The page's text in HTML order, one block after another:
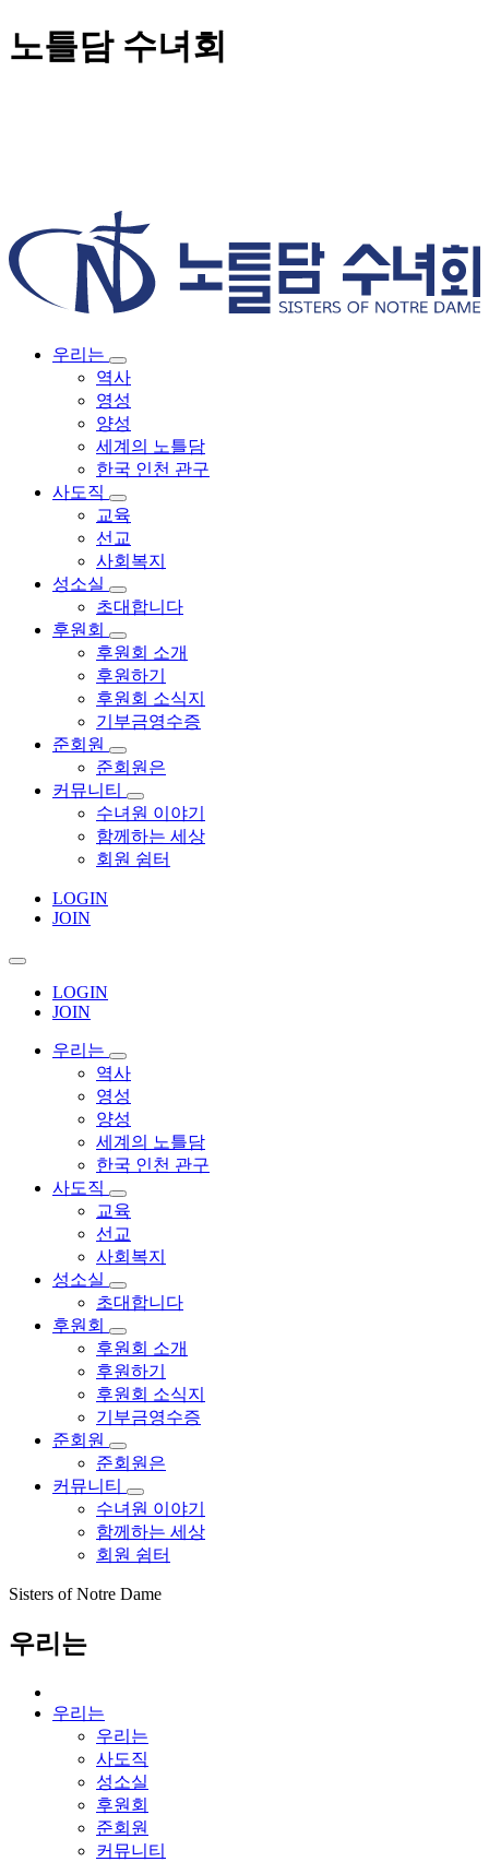
노틀담 수녀회
우리는
역사
영성
양성
세계의 노틀담
한국 인천 관구
사도직
교육
선교
사회복지
성소실
초대합니다
후원회
후원회 소개
후원하기
후원회 소식지
기부금영수증
준회원
준회원은
커뮤니티
수녀원 이야기
함께하는 세상
회원 쉼터
LOGIN
JOIN
LOGIN
JOIN
우리는
역사
영성
양성
세계의 노틀담
한국 인천 관구
사도직
교육
선교
사회복지
성소실
초대합니다
후원회
후원회 소개
후원하기
후원회 소식지
기부금영수증
준회원
준회원은
커뮤니티
수녀원 이야기
함께하는 세상
회원 쉼터
Sisters of Notre Dame
우리는
우리는
우리는
사도직
성소실
후원회
준회원
커뮤니티